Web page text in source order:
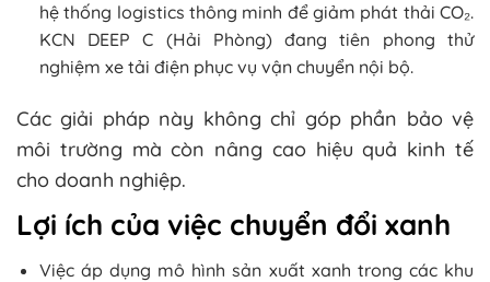
hệ thống logistics thông minh để giảm phát thải CO₂.
KCN DEEP C (Hải Phòng) đang tiên phong thử
nghiệm xe tải điện phục vụ vận chuyển nội bộ.
Các giải pháp này không chỉ góp phần bảo vệ
môi trường mà còn nâng cao hiệu quả kinh tế
cho doanh nghiệp.
Lợi ích của việc chuyển đổi xanh
Việc áp dụng mô hình sản xuất xanh trong các khu